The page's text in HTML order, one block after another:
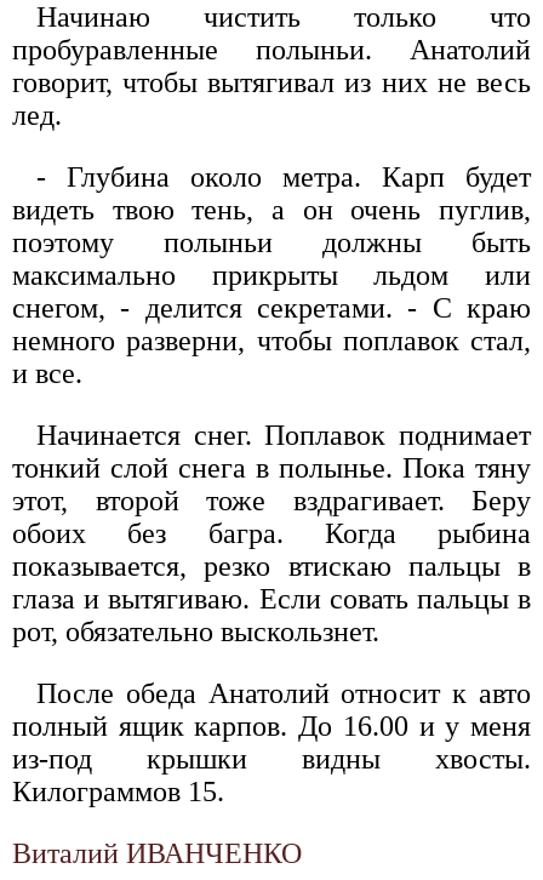
Начинаю чистить только что
пробуравленные полыньи. Анатолий
говорит, чтобы вытягивал из них не весь
лед.
- Глубина около метра. Карп будет
видеть твою тень, а он очень пуглив,
поэтому полыньи должны быть
максимально прикрыты льдом или
снегом, - делится секретами. - С краю
немного разверни, чтобы поплавок стал,
и все.
Начинается снег. Поплавок поднимает
тонкий слой снега в полынье. Пока тяну
этот, второй тоже вздрагивает. Беру
обоих без багра. Когда рыбина
показывается, резко втискаю пальцы в
глаза и вытягиваю. Если совать пальцы в
рот, обязательно выскользнет.
После обеда Анатолий относит к авто
полный ящик карпов. До 16.00 и у меня
из-под крышки видны хвосты.
Килограммов 15.
Виталий ИВАНЧЕНКО